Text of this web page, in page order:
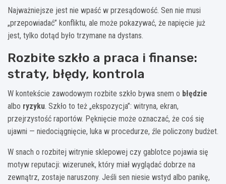
Najważniejsze jest nie wpaść w przesądowość. Sen nie musi
„przepowiadać” konfliktu, ale może pokazywać, że napięcie już
jest, tylko dotąd było trzymane na dystans.
Rozbite szkło a praca i finanse:
straty, błędy, kontrola
W kontekście zawodowym rozbite szkło bywa snem o błędzie
albo ryzyku. Szkło to też „ekspozycja”: witryna, ekran,
przejrzystość raportów. Pęknięcie może oznaczać, że coś się
ujawni — niedociągnięcie, luka w procedurze, źle policzony budżet.
W snach o rozbitej witrynie sklepowej czy gablotce pojawia się
motyw reputacji: wizerunek, który miał wyglądać dobrze na
zewnątrz, zostaje naruszony. Jeśli sen niesie wstyd albo panikę,